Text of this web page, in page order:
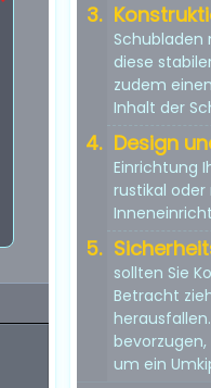
Schubladen
diese
zudem
Inhalt der
Design
Einrichtung
rustikal
sollten Sie
Betracht
um ein